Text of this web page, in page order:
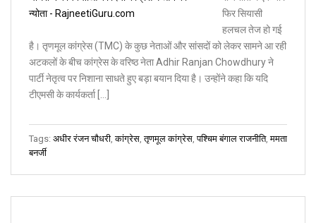
फिर सियासी
हलचल तेज हो गई
है। तृणमूल कांग्रेस (TMC) के कुछ नेताओं और सांसदों को लेकर सामने आ रही
अटकलों के बीच कांग्रेस के वरिष्ठ नेता Adhir Ranjan Chowdhury ने
पार्टी नेतृत्व पर निशाना साधते हुए बड़ा बयान दिया है। उन्होंने कहा कि यदि
टीएमसी के कार्यकर्ता […]
Tags: अधीर रंजन चौधरी ,कांग्रेस ,तृणमूल कांग्रेस ,पश्चिम बंगाल राजनीति,ममता
बनर्जी